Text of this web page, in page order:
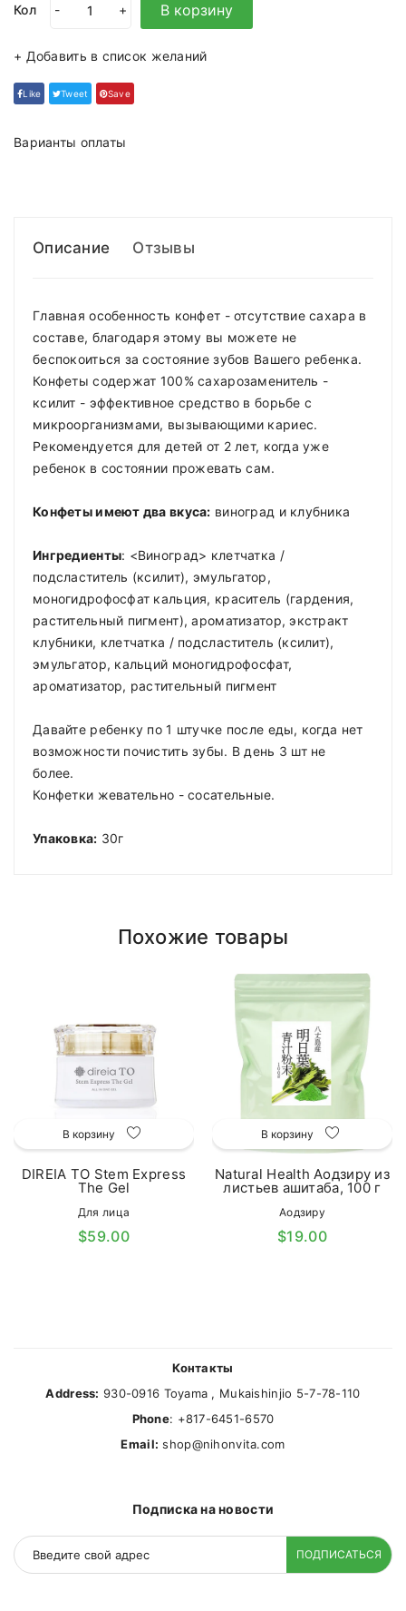
Кол - + В корзину
+ Добавить в список желаний
Like Tweet Save
Варианты оплаты
Описание Отзывы
Главная особенность конфет - отсутствие сахара в
составе, благодаря этому вы можете не
беспокоиться за состояние зубов Вашего ребенка.
Конфеты содержат 100% сахарозаменитель -
ксилит - эффективное средство в борьбе с
микроорганизмами, вызывающими кариес.
Рекомендуется для детей от 2 лет, когда уже
ребенок в состоянии прожевать сам.
Конфеты имеют два вкуса: виноград и клубника
Ингредиенты: <Виноград> клетчатка /
подсластитель (ксилит), эмульгатор,
моногидрофосфат кальция, краситель (гардения,
растительный пигмент), ароматизатор, экстракт
клубники, клетчатка / подсластитель (ксилит),
эмульгатор, кальций моногидрофосфат,
ароматизатор, растительный пигмент
Давайте ребенку по 1 штучке после еды, когда нет
возможности почистить зубы. В день 3 шт не
более.
Конфетки жевательно - сосательные.
Упаковка: 30г
Похожие товары
В корзину
DIREIA TO Stem Express
The Gel
Для лица
$59.00
В корзину
Natural Health Аодзиру из
листьев ашитаба, 100 г
Аодзиру
$19.00
Контакты
Address: 930-0916 Toyama , Mukaishinjio 5-7-78-110
Phone: +817-6451-6570
Email: shop@nihonvita.com
Подписка на новости
ПОДПИСАТЬСЯ